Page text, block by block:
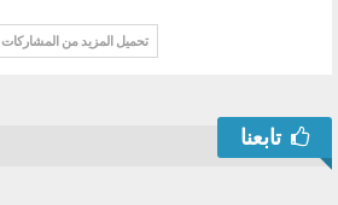
تحميل المزيد من المشاركات
تابعنا